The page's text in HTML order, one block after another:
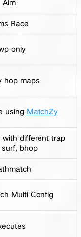
Aim
Race
only
hop maps
using MatchZy
with different trap
bhop
Multi Config